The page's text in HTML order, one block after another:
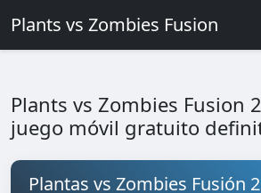
Plants vs Zombies Fusion
Plants vs Zombies Fusion
juego móvil gratuito
Plantas vs Zombies Fusión